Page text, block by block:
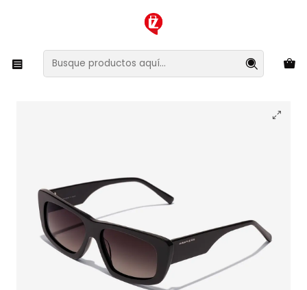
XMAS SALE ¡Compra antes de que la oferta termine!
Lentes y Accesorios Lentes de Sol
Lentes de Sol Hawkers Zenith HZEN24BBX0